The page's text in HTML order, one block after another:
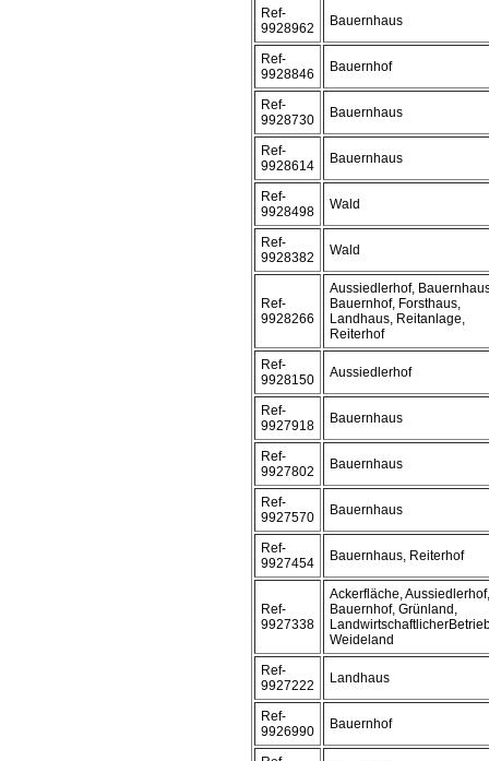
Ref-
9928962
Bauernhaus
Ref-
9928846
Bauernhof
Ref-
9928730
Bauernhaus
Ref-
9928614
Bauernhaus
Ref-
9928498
Wald
Ref-
9928382
Wald
Ref-
9928266
Aussiedlerhof,
Bauernhof, Forsthaus,
Landhaus, Reitanlage,
Reiterhof
Ref-
9928150
Aussiedlerhof
Ref-
9927918
Bauernhaus
Ref-
9927802
Bauernhaus
Ref-
9927570
Bauernhaus
Ref-
9927454
Bauernhaus, Reiterhof
Ref-
9927338
Ackerfläche, Aussiedlerhof,
Bauernhof, Grünland,
Weideland
Ref-
9927222
Landhaus
Ref-
9926990
Bauernhof